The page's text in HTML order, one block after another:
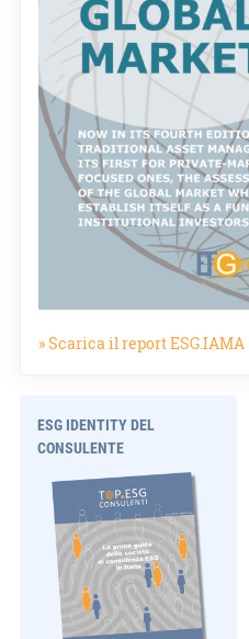
» Scarica il report ESG.IAMA
ESG IDENTITY DEL
CONSULENTE